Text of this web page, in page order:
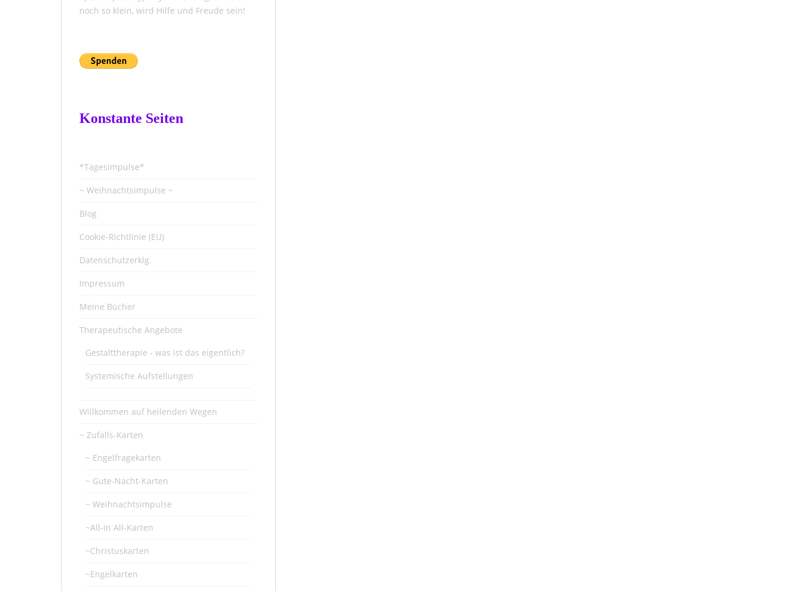
noch so klein, wird Hilfe und Freude sein!
Konstante Seiten
*Tagesimpulse*
~ Weihnachtsimpulse ~
Blog
Cookie-Richtlinie (EU)
Datenschutzerklg.
Impressum
Meine Bücher
Therapeutische Angebote
Gestalttherapie - was ist das eigentlich?
Systemische Aufstellungen
Willkommen auf heilenden Wegen
~ Zufalls-Karten
~ Engelfragekarten
~ Gute-Nacht-Karten
~ Weihnachtsimpulse
~All-In All-Karten
~Christuskarten
~Engelkarten